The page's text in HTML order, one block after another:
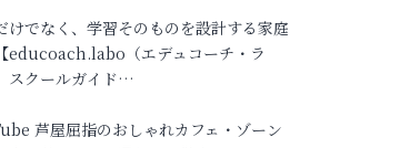
けでなく、学習そのものを設計する家庭
educoach.labo（エデュコーチ・ラ
スクールガイド…
芦屋屈指のおしゃれカフェ・ゾーン